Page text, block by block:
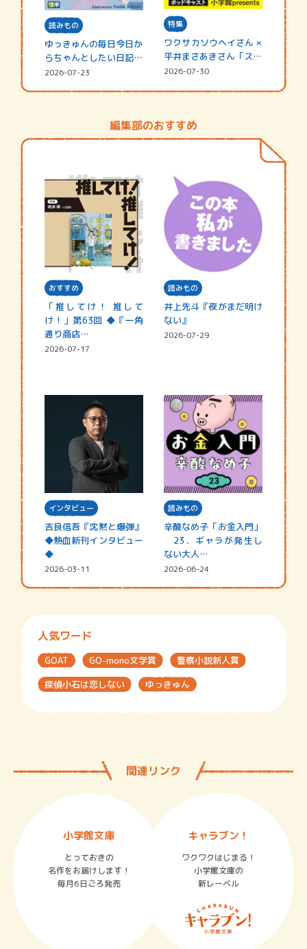
読みもの
ゆっきゅんの毎日今日か
らちゃんとしたい日記
☆202…
2026-07-23
特集
ワクサカソウヘイさん ×
平井まさあきさん「スペ
シャ…
2026-07-30
編集部のおすすめ
おすすめ
「推してけ！ 推して
け！」第63回 ◆『一角
通り商店…
2026-07-17
読みもの
井上先斗『夜がまだ明け
ない』
2026-07-29
インタビュー
吉良信吾『沈黙と爆弾』
◆熱血新刊インタビュー
◆
2026-03-11
読みもの
辛酸なめ子「お金入門」
23．ギャラが発生し
ない大人…
2026-06-24
人気ワード
GOAT GO-mono文学賞
警察小説新人賞
探偵小石は恋しない
ゆっきゅん
関連リンク
小学館文庫
とっておきの
名作をお届けします！
毎月6日ごろ発売
キャラブン！
ワクワクはじまる！
小学館文庫の
新レーベル